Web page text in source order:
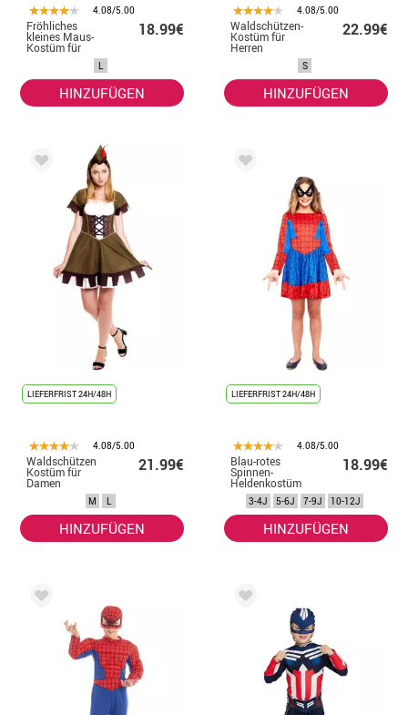
4.08/5.00
Fröhliches
kleines Maus-
Kostüm für
18.99€
L
HINZUFÜGEN
4.08/5.00
Waldschützen-
Kostüm für
Herren
22.99€
S
HINZUFÜGEN
LIEFERFRIST 24H/48H
4.08/5.00
Waldschützen
Kostüm für
Damen
21.99€
M L
HINZUFÜGEN
LIEFERFRIST 24H/48H
4.08/5.00
Blau-rotes
Spinnen-
Heldenkostüm
für Mädchen
18.99€
3-4J 5-6J 7-9J 10-12J
HINZUFÜGEN